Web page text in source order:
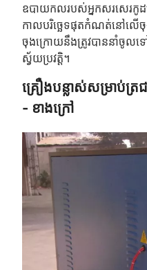
ឧបាយកលរបស់អ្នកសរសេរកូដ
កាលបរិច្ឆេទផុតកំណត់នៅលើ
ចុងក្រោយនឹងត្រូវបាននាំចូលទ
ស្វ័យប្រវត្តិ។
គ្រឿងបន្លាស់សម្រាប់ត្រ
- ខាងក្រៅ